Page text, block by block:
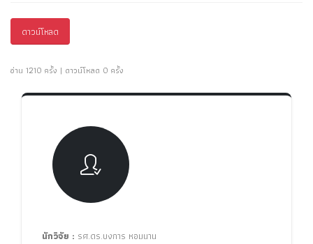
ดาวน์โหลด
อ่าน 1210 ครั้ง | ดาวน์โหลด 0 ครั้ง
นักวิจัย : รศ.ดร.บงการ หอมนาน